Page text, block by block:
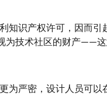
知识产权许可，因而引
技术社区的财产——
为严密，设计人员可